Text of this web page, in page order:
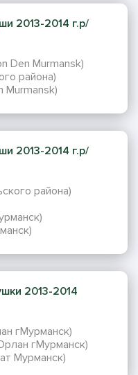
2013-2014 г.р/
Den Murmansk)
района)
Murmansk)
2013-2014 г.р/
района)
2013-2014
гМурманск)
гМурманск)
Мурманск)